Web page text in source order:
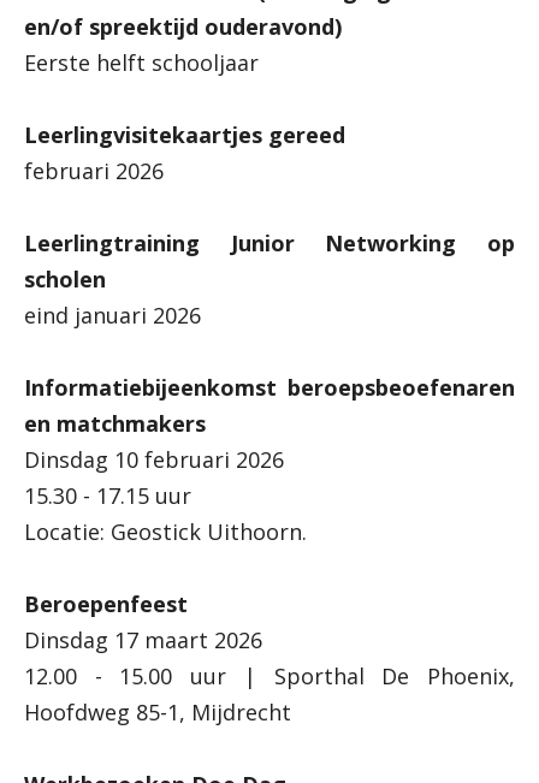
en/of spreektijd ouderavond)
Eerste helft schooljaar
Leerlingvisitekaartjes gereed
februari 2026
Leerlingtraining Junior Networking op
scholen
eind januari 2026
Informatiebijeenkomst beroepsbeoefenaren
en matchmakers
Dinsdag 10 februari 2026
15.30 - 17.15 uur
Locatie: Geostick Uithoorn.
Beroepenfeest
Dinsdag 17 maart 2026
12.00 - 15.00 uur | Sporthal De Phoenix,
Hoofdweg 85-1, Mijdrecht